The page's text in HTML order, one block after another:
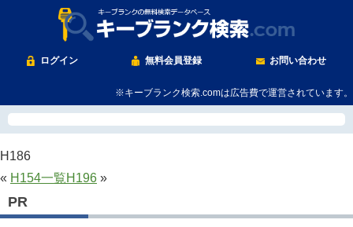
ログイン 無料会員登録 お問い合わせ
※キーブランク検索.comは広告費で運営されています。
H186
« H154一覧H196 »
PR